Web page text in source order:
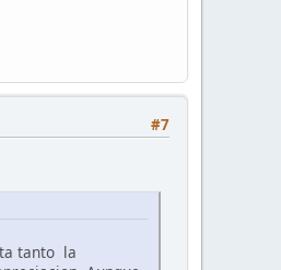
#7
tanto la